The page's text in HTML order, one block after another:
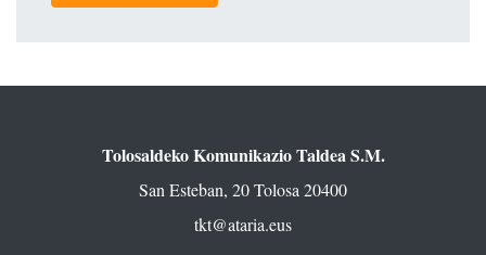
Tolosaldeko Komunikazio Taldea S.M.
San Esteban, 20 Tolosa 20400
tkt@ataria.eus